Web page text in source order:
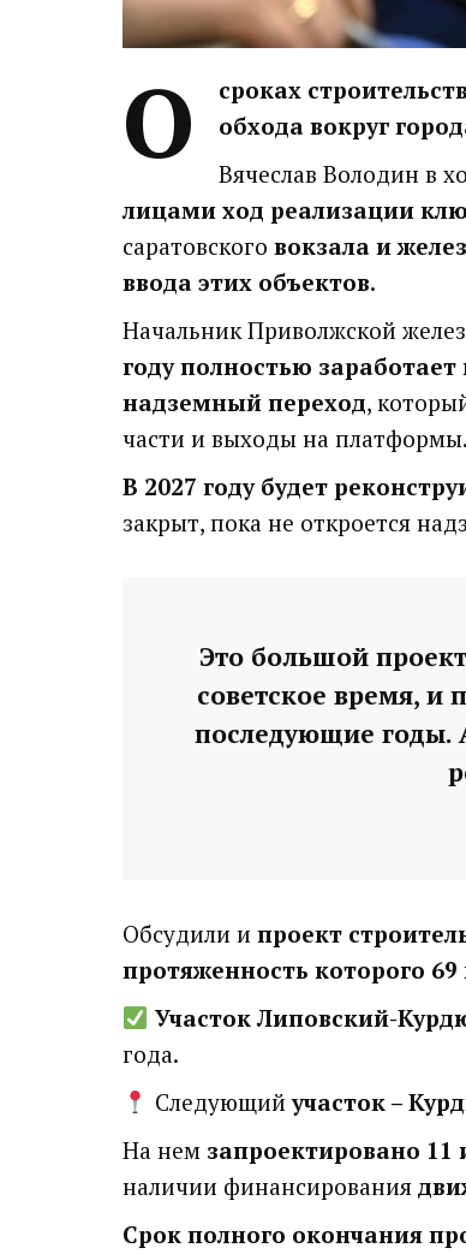
О
сроках
обхода вокруг
Вячеслав Володин в
лицами ход реализации
саратовского вокзала и
ввода этих объектов.
Начальник Приволжской
году полностью
надземный переход,
части и выходы на платформы.
В 2027 году будет
закрыт, пока не откроется
Это большой
советское время, и
последующие годы.
Обсудили и проект
протяженность которого 69
Участок Липовский-
года.
Следующийучасток –
На нем запроектировано 11
наличии финансирования
Срок полного окончания